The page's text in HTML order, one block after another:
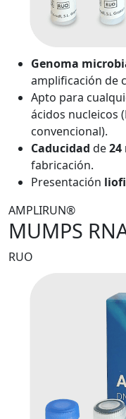
Genoma
amplificación de
Apto para
ácidos nucleicos
convencional).
Caducidad de24
fabricación.
Presentación
AMPLIRUN®
MUMPS
RUO